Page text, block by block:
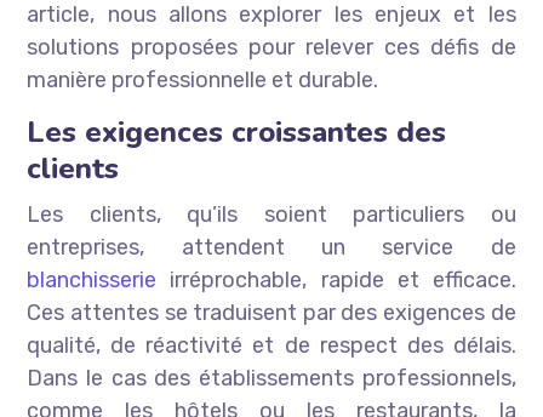
article, nous allons explorer les enjeux et les
solutions proposées pour relever ces défis de
manière professionnelle et durable.
Les exigences croissantes des
clients
Les clients, qu’ils soient particuliers ou
entreprises, attendent un service de
blanchisserie irréprochable, rapide et efficace.
Ces attentes se traduisent par des exigences de
qualité, de réactivité et de respect des délais.
Dans le cas des établissements professionnels,
comme les hôtels ou les restaurants, la